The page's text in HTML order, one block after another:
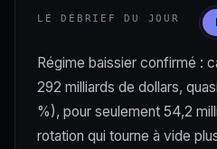
LE DÉBRIEF DU JOUR
Régime baissier confirmé :
292 milliards de dollars,
%), pour seulement 54,2
rotation qui tourne à vide